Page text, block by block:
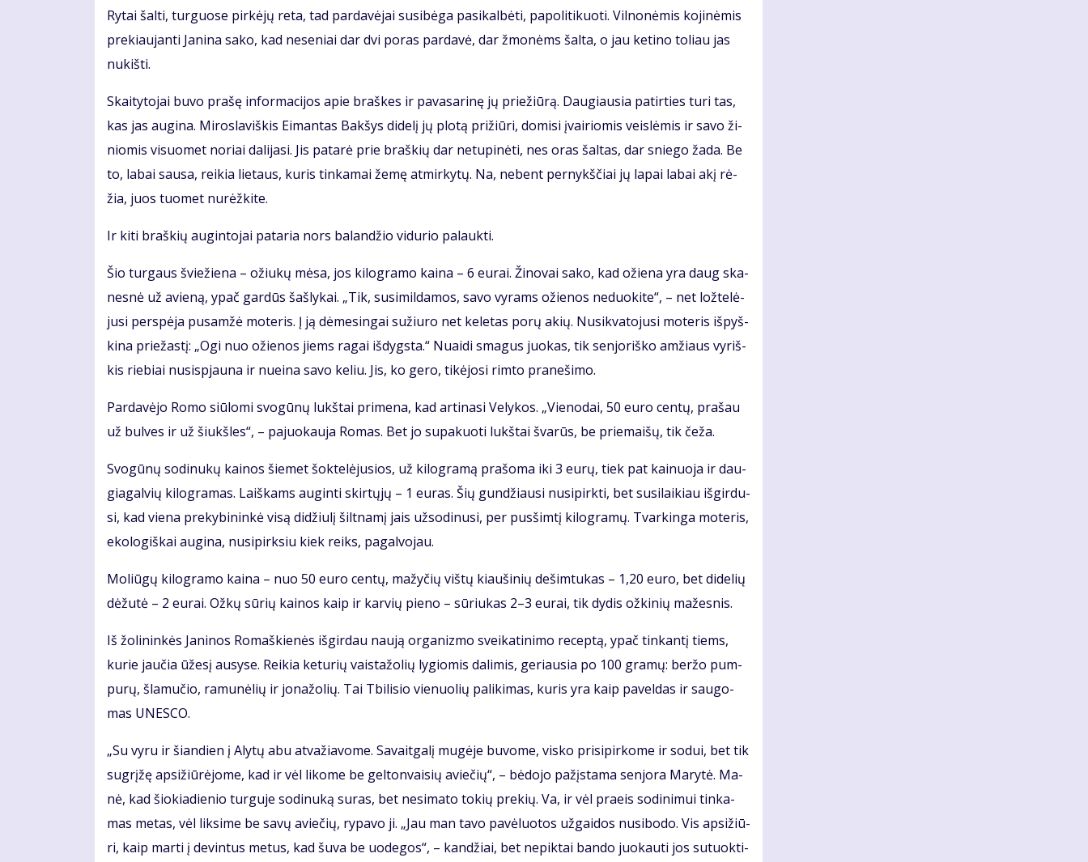
Ry­tai šal­ti, tur­guo­se pir­kė­jų re­ta, tad par­da­vė­jai su­si­bė­ga pa­si­kal­bė­ti, pa­po­li­ti­kuo­ti. Vil­no­nė­mis ko­ji­nė­mis
pre­kiau­jan­ti Ja­ni­na sa­ko, kad ne­se­niai dar dvi po­ras par­da­vė, dar žmo­nėms šal­ta, o jau ke­ti­no to­liau jas
nu­kiš­ti.
Skai­ty­to­jai bu­vo pra­šę in­for­ma­ci­jos apie braš­kes ir pa­va­sa­ri­nę jų prie­žiū­rą. Dau­giau­sia pa­tir­ties tu­ri tas,
kas jas au­gi­na. Mi­ros­la­viš­kis Ei­man­tas Bak­šys di­de­lį jų plo­tą pri­žiū­ri, do­mi­si įvai­rio­mis veis­lė­mis ir sa­vo ži­
nio­mis vi­suo­met no­riai da­li­ja­si. Jis pa­ta­rė prie braš­kių dar ne­tu­pi­nė­ti, nes oras šal­tas, dar snie­go ža­da. Be
to, la­bai sau­sa, rei­kia lie­taus, ku­ris tin­ka­mai že­mę at­mir­ky­tų. Na, ne­bent per­nykš­čiai jų la­pai la­bai akį rė­
žia, juos tuo­met nu­rėž­ki­te.
Ir ki­ti braš­kių au­gin­to­jai pa­ta­ria nors ba­lan­džio vi­du­rio pa­lauk­ti.
Šio tur­gaus švie­žie­na – ožiu­kų mė­sa, jos ki­log­ra­mo kai­na – 6 eu­rai. Ži­no­vai sa­ko, kad ožie­na yra daug ska­
nes­nė už avie­ną, ypač gar­dūs šaš­ly­kai. „Tik, su­si­mil­da­mos, sa­vo vy­rams ožie­nos ne­duo­ki­te“, – net lož­te­lė­
ju­si per­spė­ja pus­am­žė mo­te­ris. Į ją dė­me­sin­gai su­žiu­ro net ke­le­tas po­rų akių. Nu­si­kva­to­ju­si mo­te­ris iš­pyš­
ki­na prie­žas­tį: „Ogi nuo ožie­nos jiems ra­gai iš­dygs­ta.“ Nu­ai­di sma­gus juo­kas, tik sen­jo­riš­ko am­žiaus vy­riš­
kis rie­biai nu­si­spjau­na ir nu­ei­na sa­vo ke­liu. Jis, ko ge­ro, ti­kė­jo­si rim­to pra­ne­ši­mo.
Par­da­vė­jo Ro­mo siū­lo­mi svo­gū­nų lukš­tai pri­me­na, kad ar­ti­na­si Ve­ly­kos. „Vie­no­dai, 50 eu­ro cen­tų, pra­šau
už bul­ves ir už šiukš­les“, – pa­juo­kau­ja Ro­mas. Bet jo su­pa­kuo­ti lukš­tai šva­rūs, be prie­mai­šų, tik če­ža.
Svo­gū­nų so­di­nu­kų kai­nos šie­met šok­te­lė­ju­sios, už ki­log­ra­mą pra­šo­ma iki 3 eu­rų, tiek pat kai­nuo­ja ir dau­
gia­gal­vių ki­log­ra­mas. Laiš­kams au­gin­ti skir­tų­jų – 1 eu­ras. Šių gun­džiau­si nu­si­pirk­ti, bet su­si­lai­kiau iš­gir­du­
si, kad vie­na pre­ky­bi­nin­kė vi­są di­džiu­lį šilt­na­mį jais už­so­di­nu­si, per pus­šim­tį ki­log­ra­mų. Tvar­kin­ga mo­te­ris,
eko­lo­giš­kai au­gi­na, nu­si­pirk­siu kiek reiks, pa­gal­vo­jau.
Mo­liū­gų ki­log­ra­mo kai­na – nuo 50 eu­ro cen­tų, ma­žy­čių viš­tų kiau­ši­nių de­šim­tu­kas – 1,20 eu­ro, bet di­de­lių
dė­žu­tė – 2 eu­rai. Ož­kų sū­rių kai­nos kaip ir kar­vių pie­no – sū­riu­kas 2–3 eu­rai, tik dy­dis ož­ki­nių ma­žes­nis.
Iš žo­li­nin­kės Ja­ni­nos Ro­maš­kie­nės iš­gir­dau nau­ją or­ga­niz­mo svei­ka­ti­ni­mo re­cep­tą, ypač tin­kan­tį tiems,
ku­rie jau­čia ūže­sį au­sy­se. Rei­kia ke­tu­rių vais­ta­žo­lių ly­gio­mis da­li­mis, ge­riau­sia po 100 gra­mų: ber­žo pum­
pu­rų, šla­mu­čio, ra­mu­nė­lių ir jo­na­žo­lių. Tai Tbi­li­sio vie­nuo­lių pa­li­ki­mas, ku­ris yra kaip pa­vel­das ir sau­go­
mas UNES­CO.
„Su vy­ru ir šian­dien į Aly­tų abu at­va­žia­vo­me. Sa­vait­ga­lį mu­gė­je bu­vo­me, vis­ko pri­si­pir­ko­me ir so­dui, bet tik
su­grį­žę ap­si­žiū­rė­jo­me, kad ir vėl li­ko­me be gel­ton­vai­sių avie­čių“, – bė­do­jo pa­žįs­ta­ma sen­jo­ra Ma­ry­tė. Ma­
nė, kad šio­kia­die­nio tur­gu­je so­di­nu­ką su­ras, bet ne­si­ma­to to­kių pre­kių. Va, ir vėl pra­eis so­di­ni­mui tin­ka­
mas me­tas, vėl lik­si­me be sa­vų avie­čių, ry­pa­vo ji. „Jau man ta­vo pa­vė­luo­tos už­gai­dos nu­si­bo­do. Vis ap­si­žiū­
ri, kaip mar­ti į de­vin­tus me­tus, kad šu­va be uo­de­gos“, – kan­džiai, bet ne­pik­tai ban­do juo­kau­ti jos su­tuok­ti­